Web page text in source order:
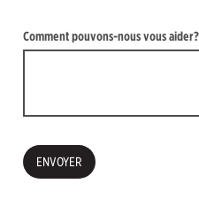
Comment pouvons-nous vous aider?